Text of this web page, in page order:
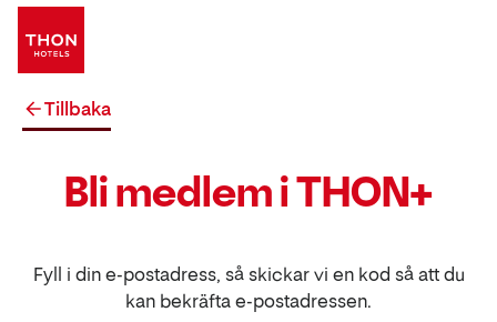
Tillbaka
Bli medlem i THON+
Fyll i din e-postadress, så skickar vi en kod så att du
kan bekräfta e-postadressen.